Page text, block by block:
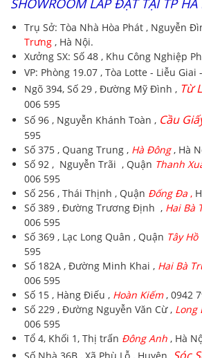
Trụ Sở: Tòa Nhà Hòa Phát , Nguyễn
Trưng , Hà Nội.
Xưởng SX: Số 48 , Khu Công Nghiệp
VP: Phòng 19.07 , Tòa Lotte - Liễu Giai -
Ngõ 394, Số 29 , Đường Mỹ Đình , Từ
006 595
Số 96 , Nguyễn Khánh Toàn , Cầu
595
Số 375 , Quang Trung , Hà Đông, Hà
Số 92 , Nguyễn Trãi , Quận Thanh
006 595
Số 256 , Thái Thịnh , Quận Đống Đa ,
Số 389 , Đường Trương Định , Hai Bà
006 595
Số 369 , Lạc Long Quân , Quận Tây Hồ
595
Số 182A , Đường Minh Khai , Hai Bà
006 595
Số 15 , Hàng Điếu , Hoàn Kiếm , 0942
Số 229 , Đường Nguyễn Văn Cừ , Long
006 595
Tổ 4, Khối 1, Thị trấn Đông Anh , Hà
Số Nhà 36B , Xã Phù Lỗ , Huyện